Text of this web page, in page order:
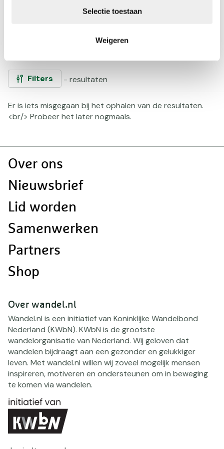
Selectie toestaan
Weigeren
goed gezelschap – van indrukwekkende natuur en
eeuwenoude cultuur. Kies jouw manier van reizen
Filters - resultaten
Gefilterd
op:
Er is iets misgegaan bij het ophalen van de resultaten.
<br/> Probeer het later nogmaals.
Doormat
Over ons
Nieuwsbrief
Lid worden
Samenwerken
Partners
Shop
Over wandel.nl
Wandel.nl is een initiatief van Koninklijke Wandelbond
Nederland (KWbN). KWbN is de grootste
wandelorganisatie van Nederland. Wij geloven dat
wandelen bijdraagt aan een gezonder en gelukkiger
leven. Met wandel.nl willen wij zoveel mogelijk mensen
inspireren, motiveren en ondersteunen om in beweging
te komen via wandelen.